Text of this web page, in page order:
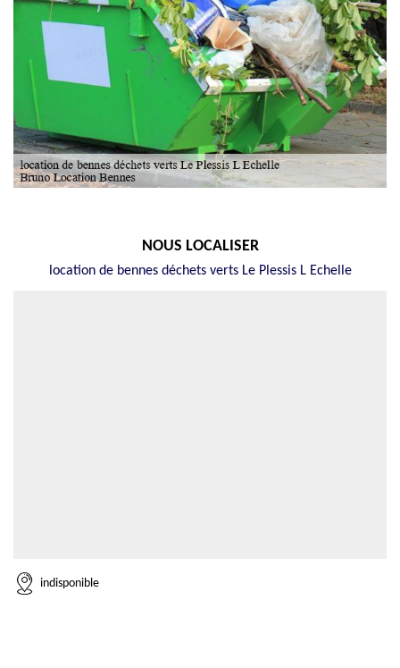
NOUS LOCALISER
location de bennes déchets verts Le Plessis L Echelle
indisponible